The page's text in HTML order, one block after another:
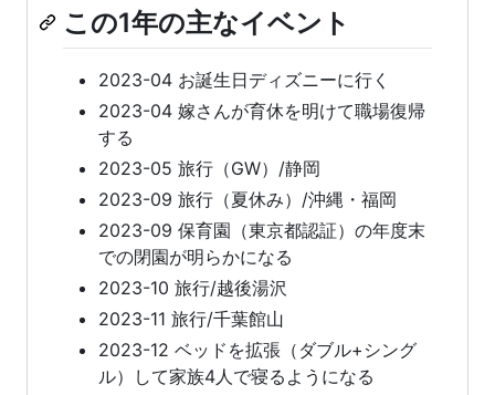
この1年の主なイベント
2023-04 お誕生日ディズニーに行く
2023-04 嫁さんが育休を明けて職場復帰
する
2023-05 旅行（GW）/静岡
2023-09 旅行（夏休み）/沖縄・福岡
2023-09 保育園（東京都認証）の年度末
での閉園が明らかになる
2023-10 旅行/越後湯沢
2023-11 旅行/千葉館山
2023-12 ベッドを拡張（ダブル+シング
ル）して家族4人で寝るようになる